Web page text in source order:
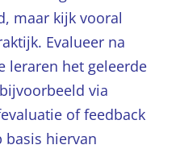
maar kijk vooral
Evalueer na
leraren het geleerde
via
of feedback
basis hiervan